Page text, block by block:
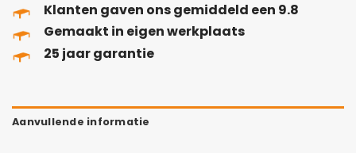
Klanten gaven ons gemiddeld een 9.8
Gemaakt in eigen werkplaats
25 jaar garantie
Aanvullende informatie